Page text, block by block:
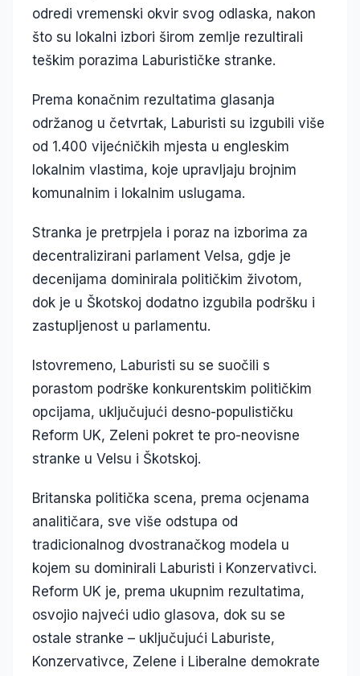
odredi vremenski okvir svog odlaska, nakon
što su lokalni izbori širom zemlje rezultirali
teškim porazima Laburističke stranke.
Prema konačnim rezultatima glasanja
održanog u četvrtak, Laburisti su izgubili više
od 1.400 vijećničkih mjesta u engleskim
lokalnim vlastima, koje upravljaju brojnim
komunalnim i lokalnim uslugama.
Stranka je pretrpjela i poraz na izborima za
decentralizirani parlament Velsa, gdje je
decenijama dominirala političkim životom,
dok je u Škotskoj dodatno izgubila podršku i
zastupljenost u parlamentu.
Istovremeno, Laburisti su se suočili s
porastom podrške konkurentskim političkim
opcijama, uključujući desno-populističku
Reform UK, Zeleni pokret te pro-neovisne
stranke u Velsu i Škotskoj.
Britanska politička scena, prema ocjenama
analitičara, sve više odstupa od
tradicionalnog dvostranačkog modela u
kojem su dominirali Laburisti i Konzervativci.
Reform UK je, prema ukupnim rezultatima,
osvojio najveći udio glasova, dok su se
ostale stranke – uključujući Laburiste,
Konzervativce, Zelene i Liberalne demokrate